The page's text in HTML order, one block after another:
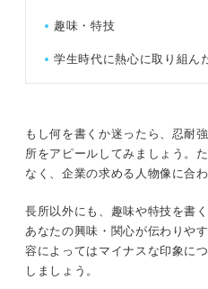
趣味・特技
学生時代に熱心に取り組ん
もし何を書くか迷ったら、忍耐
所をアピールしてみましょう。
なく、企業の求める人物像に合
長所以外にも、趣味や特技を書
あなたの興味・関心が伝わりや
容によってはマイナスな印象に
しましょう。